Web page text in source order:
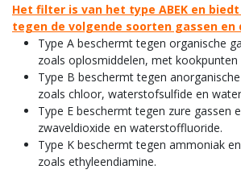
Het filter is van het type ABEK en
tegen de volgende soorten gassen en
Type A beschermt tegen organische
zoals oplosmiddelen, met kookpunten
Type B beschermt tegen
zoals chloor, waterstofsulfide en
Type E beschermt tegen zure gassen
zwaveldioxide en waterstoffluoride.
Type K beschermt tegen ammoniak
zoals ethyleendiamine.